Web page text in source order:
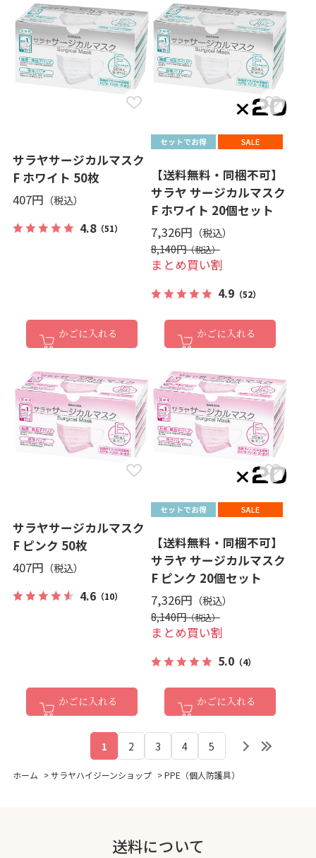
サラヤサージカルマスク
F ホワイト 50枚
407円
4.8（51）
かごに入れる
【送料無料・同梱不可】
サラヤ サージカルマスク
F ホワイト 20個セット
7,326円
8,140円
まとめ買い割
4.9（52）
かごに入れる
サラヤサージカルマスク
F ピンク 50枚
407円
4.6（10）
かごに入れる
【送料無料・同梱不可】
サラヤ サージカルマスク
F ピンク 20個セット
7,326円
8,140円
まとめ買い割
5.0（4）
かごに入れる
1 2 3 4 5
ホーム >サラヤハイジーンショップ >PPE（個人防護具）
送料について